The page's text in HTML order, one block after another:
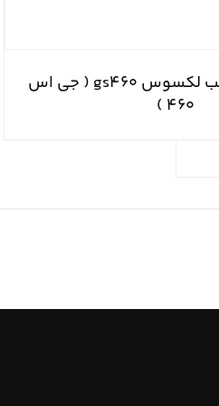
دسته موتور عقب لکسوس gs۴۶۰ ( جی اس
۴۶۰ )